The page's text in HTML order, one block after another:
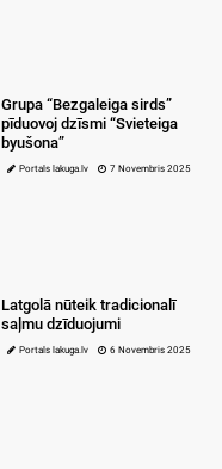
Grupa “Bezgaleiga sirds”
pīduovoj dzīsmi “Svieteiga
byušona”
Portals lakuga.lv 7 Novembris 2025
Latgolā nūteik tradicionalī
saļmu dzīduojumi
Portals lakuga.lv 6 Novembris 2025